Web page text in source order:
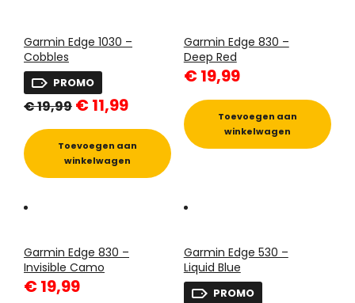
Garmin Edge 1030 –
Cobbles
PROMO
€19,99 Oorspronkelijke
prijs
was:
€ 19,99.
€11,99Huidige
is:
€ 11,99.
Toevoegen aan
winkelwagen
Garmin Edge 830 –
Deep Red
€19,99
Toevoegen aan
winkelwagen
Garmin Edge 830 –
Invisible Camo
€19,99
Garmin Edge 530 –
Liquid Blue
PROMO